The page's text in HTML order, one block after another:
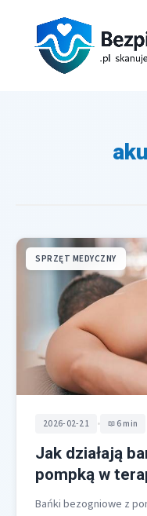
SPRZĘT MEDYCZNY
2026-02-21 • 6 min
Jak działają
pompką w
Bańki bezogniowe z